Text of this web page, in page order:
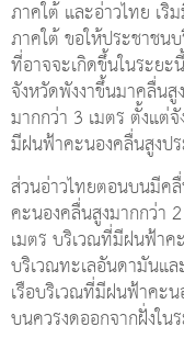
ภาคใต้ และอ่าวไทย เริ่
ภาคใต้ ขอให้ประชาชน
ที่อาจจะเกิดขึ้นในระย
จังหวัดพังงาขึ้นมาคลื่น
มากกว่า 3 เมตร ตั้งแต่
มีฝนฟ้าคะนองคลื่นสูงป
ส่วนอ่าวไทยตอนบนมีค
คะนองคลื่นสูงมากกว่า
เมตร บริเวณที่มีฝนฟ้าค
บริเวณทะเลอันดามันแล
เรือบริเวณที่มีฝนฟ้าคะ
บนควรงดออกจากฝั่งใน